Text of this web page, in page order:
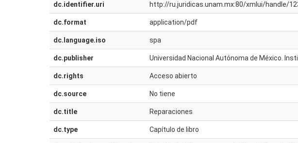
dc.identifier.uri http://ru.juridicas.unam.mx:80/xmlui/handle/
dc.format application/pdf
dc.language.iso spa
dc.publisher Universidad Nacional Autónoma de México.
dc.rights Acceso abierto
dc.source No tiene
dc.title Reparaciones
dc.type Capítulo de libro